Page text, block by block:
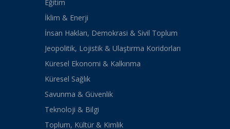
Eğitim
İklim & Enerji
İnsan Hakları, Demokrasi & Sivil Toplum
Jeopolitik, Lojistik & Ulaştırma Koridorları
Küresel Ekonomi & Kalkınma
Küresel Sağlık
Savunma & Güvenlik
Teknoloji & Bilgi
Toplum, Kültür & Kimlik